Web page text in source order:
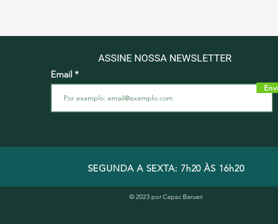
ASSINE NOSSA NEWSLETTER
Email
SEGUNDA A SEXTA: 7h20 ÀS 16h20
© 2023 por Cepac Barueri